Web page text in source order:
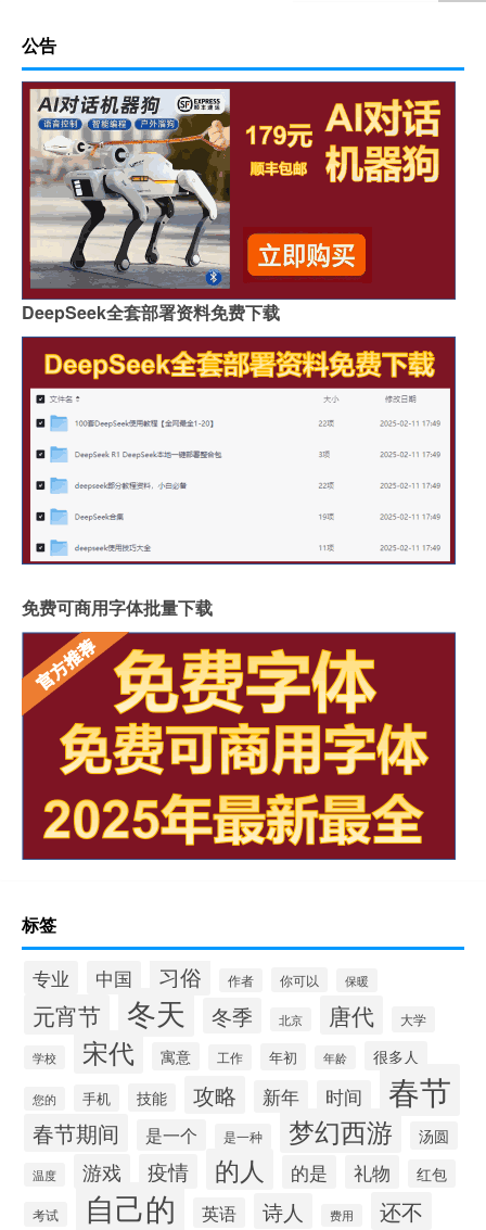
公告
DeepSeek全套部署资料免费下载
免费可商用字体批量下载
标签
专业 中国 习俗 作者 你可以 保暖
元宵节 冬天 冬季 北京 唐代 大学
学校 宋代 寓意 工作 年初 年龄 很多人
您的 手机 技能 攻略 新年 时间 春节
春节期间 是一个 是一种 梦幻西游 汤圆
温度 游戏 疫情 的人 的是 礼物 红包
考试 自己的 英语 诗人 费用 还不